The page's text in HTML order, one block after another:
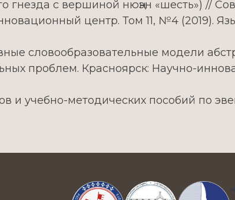
гнезда с вершиной нюңэн «шесть») //
центр. Том 11, №4 (2019).
словообразовательные модели
проблем. Красноярск: Научно-
учебно-методических пособий по